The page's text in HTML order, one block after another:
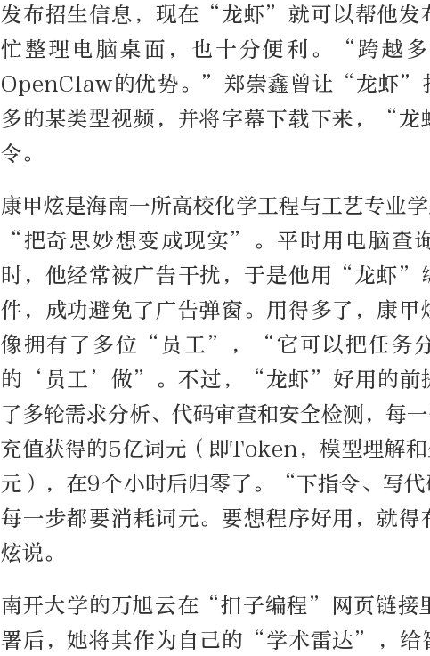
发布招生信息，现在“龙虾”就可以帮他
忙整理电脑桌面，也十分便利。“跨越
OpenClaw的优势。”郑崇鑫曾让“龙虾”
多的某类型视频，并将字幕下载下来，“
令。
康甲炫是海南一所高校化学工程与工艺专业
“把奇思妙想变成现实”。平时用电脑查
时，他经常被广告干扰，于是他用“龙虾”
件，成功避免了广告弹窗。用得多了，康
像拥有了多位“员工”，“它可以把任务
的‘员工’做”。不过，“龙虾”好用的前
了多轮需求分析、代码审查和安全检测，每一
充值获得的5亿词元（即Token，模型理解
元），在9个小时后归零了。“下指令、写代
每一步都要消耗词元。要想程序好用，就
炫说。
南开大学的万旭云在“扣子编程”网页链接
署后，她将其作为自己的“学术雷达”，给